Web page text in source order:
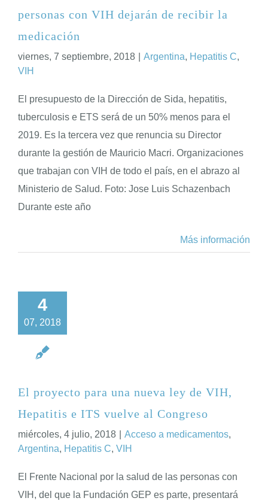
personas con VIH dejarán de recibir la
medicación
viernes, 7 septiembre, 2018 Argentina, Hepatitis C,
VIH
El presupuesto de la Dirección de Sida, hepatitis,
tuberculosis e ETS será de un 50% menos para el
2019. Es la tercera vez que renuncia su Director
durante la gestión de Mauricio Macri. Organizaciones
que trabajan con VIH de todo el país, en el abrazo al
Ministerio de Salud. Foto: Jose Luis Schazenbach
Durante este año
Más información
4
07, 2018
El proyecto para una nueva ley de VIH,
Hepatitis e ITS vuelve al Congreso
miércoles, 4 julio, 2018 Acceso a medicamentos,
Argentina, Hepatitis C, VIH
El Frente Nacional por la salud de las personas con
VIH, del que la Fundación GEP es parte, presentará